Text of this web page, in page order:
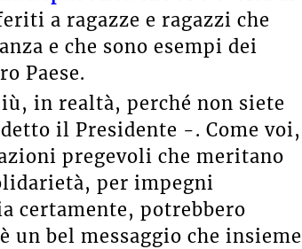
a ragazze e ragazzi che
e che sono esempi dei
Paese.
in realtà, perché non siete
il Presidente -. Come voi,
pregevoli che meritano
per impegni
certamente, potrebbero
un bel messaggio che insieme